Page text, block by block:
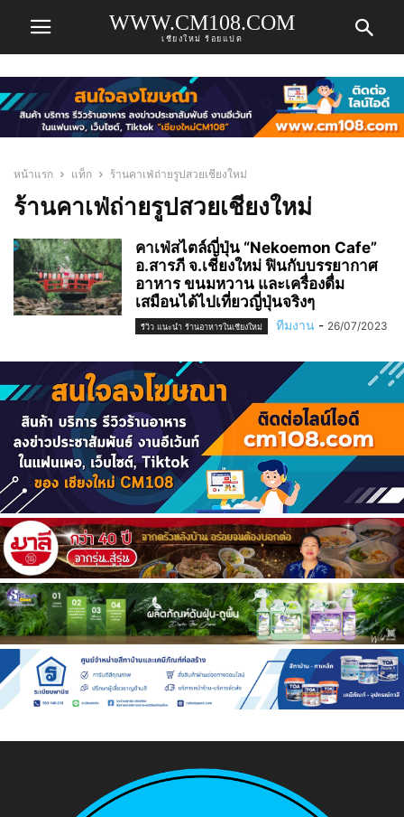
WWW.CM108.COM
เชียงใหม่ ร้อยแปด
หน้าแรก แท็ก ร้านคาเฟ่ถ่ายรูปสวยเชียงใหม่
ร้านคาเฟ่ถ่ายรูปสวยเชียงใหม่
คาเฟ่สไตล์ญี่ปุ่น “Nekoemon Cafe”
อ.สารภี จ.เชียงใหม่ ฟินกับบรรยากาศ
อาหาร ขนมหวาน และเครื่องดื่ม
เสมือนได้ไปเที่ยวญี่ปุ่นจริงๆ
รีวิว แนะนำ ร้านอาหารในเชียงใหม่ ทีมงาน - 26/07/2023